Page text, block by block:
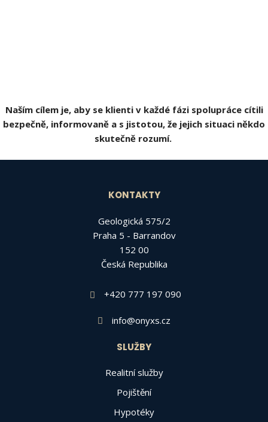
Naším cílem je, aby se klienti v každé fázi spolupráce cítili
bezpečně, informovaně a s jistotou, že jejich situaci někdo
skutečně rozumí.
KONTAKTY
Geologická 575/2
Praha 5 - Barrandov
152 00
Česká Republika
+420 777 197 090
info@onyxs.cz
SLUŽBY
Realitní služby
Pojištění
Hypotéky